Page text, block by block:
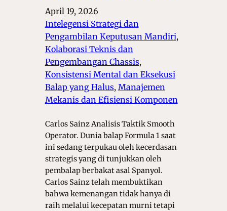
April 19, 2026
Intelegensi Strategi dan
Pengambilan Keputusan Mandiri ,
Kolaborasi Teknis dan
Pengembangan Chassis ,
Konsistensi Mental dan Eksekusi
Balap yang Halus, Manajemen
Mekanis dan Efisiensi Komponen
Carlos Sainz Analisis Taktik Smooth
Operator. Dunia balap Formula 1 saat
ini sedang terpukau oleh kecerdasan
strategis yang di tunjukkan oleh
pembalap berbakat asal Spanyol.
Carlos Sainz telah membuktikan
bahwa kemenangan tidak hanya di
raih melalui kecepatan murni tetapi